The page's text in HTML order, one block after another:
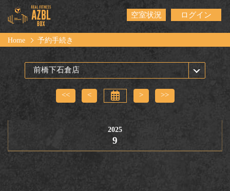
空室状況 ログイン
Home 予約手続き
<< < > >>
2025
9